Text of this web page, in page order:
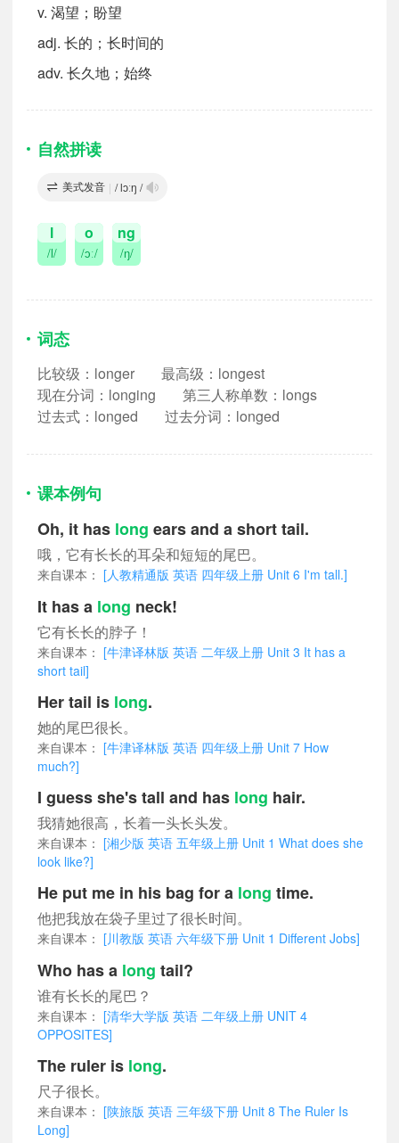
v. 渴望；盼望
adj. 长的；长时间的
adv. 长久地；始终
自然拼读
美式发音 | / lɔːŋ /
l
/l/
o
/ɔː/
ng
/ŋ/
词态
比较级：longer
最高级：longest
现在分词：longing
第三人称单数：longs
过去式：longed
过去分词：longed
课本例句
Oh, it has long ears and a short tail.
哦，它有长长的耳朵和短短的尾巴。
来自课本： [人教精通版 英语 四年级上册 Unit 6 I'm tall.]
It has a long neck!
它有长长的脖子！
来自课本： [牛津译林版 英语 二年级上册 Unit 3 It has a
short tail]
Her tail is long.
她的尾巴很长。
来自课本： [牛津译林版 英语 四年级上册 Unit 7 How
much?]
I guess she's tall and has long hair.
我猜她很高，长着一头长头发。
来自课本： [湘少版 英语 五年级上册 Unit 1 What does she
look like?]
He put me in his bag for a long time.
他把我放在袋子里过了很长时间。
来自课本： [川教版 英语 六年级下册 Unit 1 Different Jobs]
Who has a long tail?
谁有长长的尾巴？
来自课本： [清华大学版 英语 二年级上册 UNIT 4
OPPOSITES]
The ruler is long.
尺子很长。
来自课本： [陕旅版 英语 三年级下册 Unit 8 The Ruler Is
Long]